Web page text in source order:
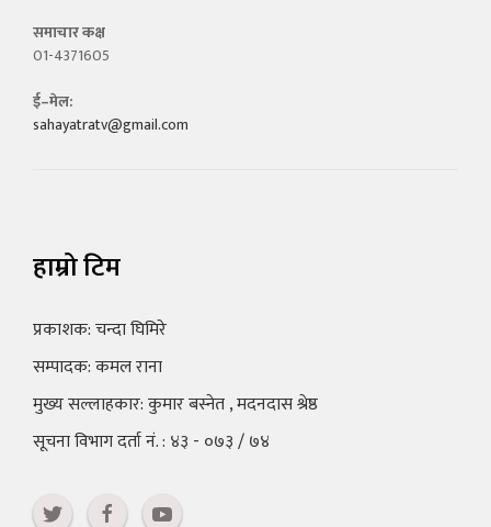
समाचार कक्ष
01-4371605
ई–मेल:
sahayatratv@gmail.com
हाम्रो टिम
प्रकाशक: चन्दा घिमिरे
सम्पादक: कमल राना
मुख्य सल्लाहकार: कुमार बस्नेत , मदनदास श्रेष्ठ
सूचना विभाग दर्ता नं. : ४३ - ०७३ / ७४